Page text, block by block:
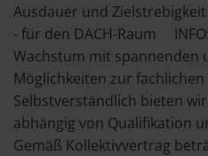
Ausdauer und
- für den DACH-Raum
Wachstum mit
Möglichkeiten zur
Selbstverständlich bieten
abhängig von Qualifikation
Gemäß Kollektivvertrag